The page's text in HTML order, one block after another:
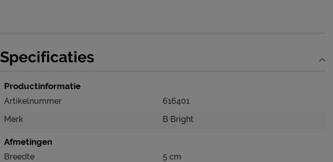
Specificaties
Productinformatie
Artikelnummer
616401
Merk
B Bright
Afmetingen
Breedte
5 cm